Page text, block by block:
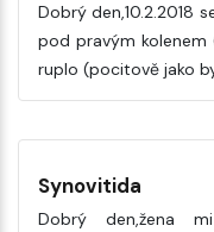
Dobrý den,10.2.2018
pod pravým
ruplo (pocitově jako
Synovitida
Dobrý den,žena